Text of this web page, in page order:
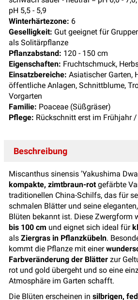
pH 5,5 - 5,9
Winterhärtezone: 6
Geselligkeit: Gut geeignet für
als Solitärpflanze
Pflanzabstand: 120 - 150 cm
Eigenschaften: Fruchtschmuck,
Einsatzbereiche: Asiatischer Garten,
öffentliche Anlagen, Schnittblume,
Vorgarten
Familie: Poaceae (Süßgräser)
Pflege: Rückschnitt erst im Frühjahr
Beschreibung
Miscanthus sinensis 'Yakushima
kompakte, zimtbraun-rotgefärbte
traditionellen China-Schilfs, das für
schmalen Blätter und seine
Blüten bekannt ist. Diese Zwergform
bis 100 cm und eignet sich ideal für
als Ziergras in Pflanzkübeln.
kommt die Pflanze mit einer
Farbveränderung der Blätter zur
rot und gold übergeht und so eine
Atmosphäre im Garten schafft.
Die Blüten erscheinen in silbrigen,